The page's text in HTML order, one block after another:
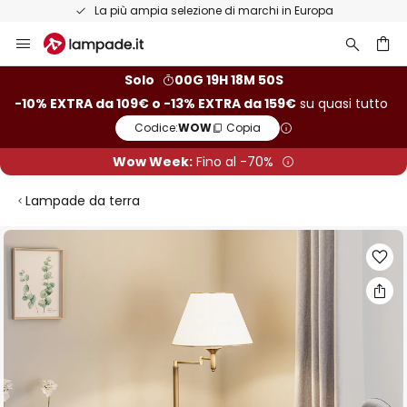
La più ampia selezione di marchi in Europa
Salta
al
Solo
00G 19H 18M 49S
-10% EXTRA da 109€ o -13% EXTRA da 159€ su quasi tutto
Codice:WOW Copia
Wow Week: Fino al -70%
Lampade da terra
Vai
fine
della
immagini